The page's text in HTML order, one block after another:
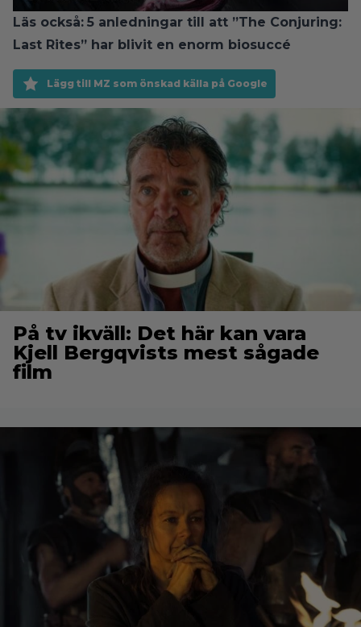
Läs också: 5 anledningar till att ”The Conjuring:
Last Rites” har blivit en enorm biosuccé
Lägg till MZ som önskad källa på Google
På tv ikväll: Det här kan vara
Kjell Bergqvists mest sågade
film